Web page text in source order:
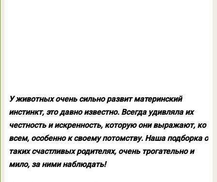
У животных очень сильно развит материнский
инстинкт, это давно известно. Всегда удивляла их
честность и искренность, которую они выражают, ко
всем, особенно к своему потомству. Наша подборка о
таких счастливых родителях, очень трогательно и
мило, за ними наблюдать!